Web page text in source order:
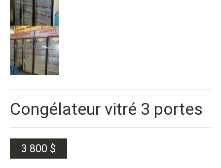
Congélateur vitré 3 portes
3 800 $